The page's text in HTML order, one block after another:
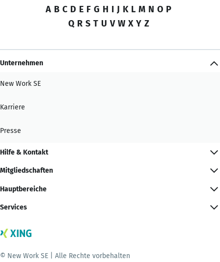
A B C D E F G H I J K L M N O P
Q R S T U V W X Y Z
Unternehmen
New Work SE
Karriere
Presse
Hilfe & Kontakt
Mitgliedschaften
Hauptbereiche
Services
© New Work SE | Alle Rechte vorbehalten